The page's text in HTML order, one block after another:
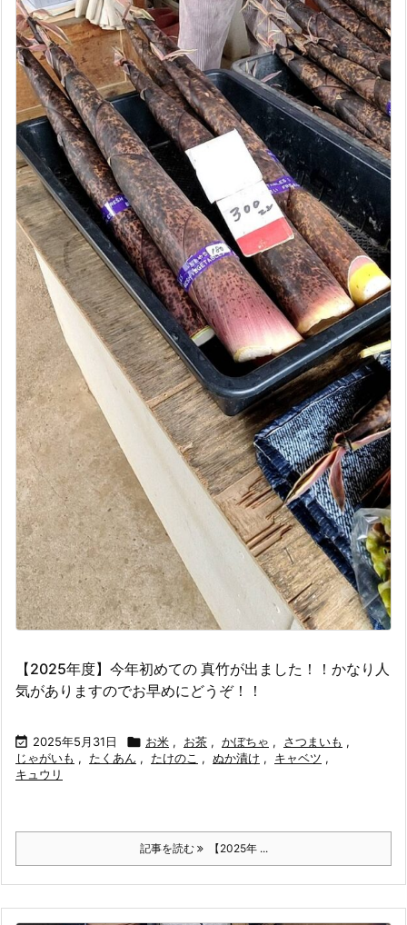
【2025年度】今年初めての 真竹が出ました！！かなり人
気がありますのでお早めにどうぞ！！
 2025年5月31日  お米 , お茶 , かぼちゃ , さつまいも ,
じゃがいも , たくあん , たけのこ , ぬか漬け , キャベツ ,
キュウリ
記事を読む 【2025年 ...